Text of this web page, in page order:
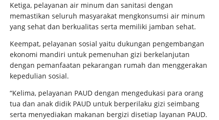
Ketiga, pelayanan air minum dan sanitasi dengan
memastikan seluruh masyarakat mengkonsumsi air minum
yang sehat dan berkualitas serta memiliki jamban sehat.
Keempat, pelayanan sosial yaitu dukungan pengembangan
ekonomi mandiri untuk pemenuhan gizi berkelanjutan
dengan pemanfaatan pekarangan rumah dan menggerakan
kepedulian sosial.
“Kelima, pelayanan PAUD dengan mengedukasi para orang
tua dan anak didik PAUD untuk berperilaku gizi seimbang
serta menyediakan makanan bergizi disetiap layanan PAUD.